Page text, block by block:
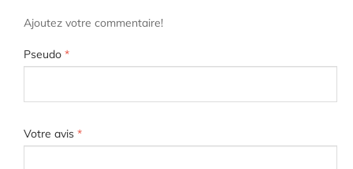
Ajoutez votre commentaire!
Pseudo *
Votre avis *